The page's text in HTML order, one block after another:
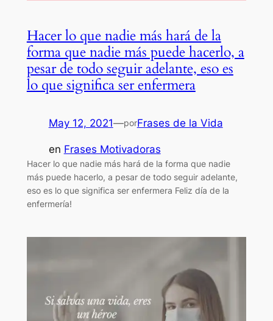
Hacer lo que nadie más hará de la
forma que nadie más puede hacerlo, a
pesar de todo seguir adelante, eso es
lo que significa ser enfermera
May 12, 2021—porFrases de la Vida
en Frases Motivadoras
Hacer lo que nadie más hará de la forma que nadie
más puede hacerlo, a pesar de todo seguir adelante,
eso es lo que significa ser enfermera Feliz día de la
enfermería!